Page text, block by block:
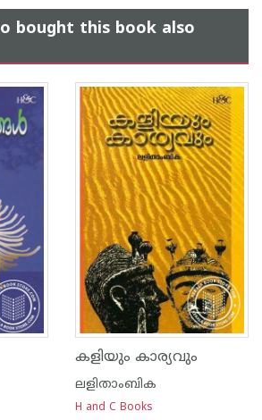
bought this book also
കളിയും കാര്യവും
ലളിതാംബിക
H and C Books